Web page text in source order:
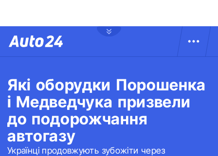
Які оборудки Порошенка
і Медведчука призвели
до подорожчання
автогазу
Українці продовжують зубожіти через